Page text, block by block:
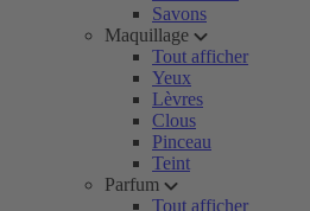
Savons
Maquillage
Tout afficher
Yeux
Lèvres
Clous
Pinceau
Teint
Parfum
Tout afficher